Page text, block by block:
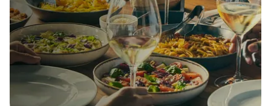
Kelpen Oler (1)
Kerkrade (4)
Landgraaf (5)
Lemiers (1)
Maasbracht (1)
Maastricht (24)
Meerssen (1)
Meijel (1)
Molenhoek (1)
Noorbeek (2)
Oostrum (1)
Panningen (3)